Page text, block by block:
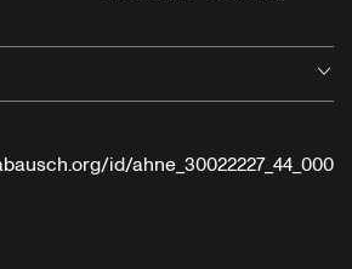
id/ahne_30022227_44_000